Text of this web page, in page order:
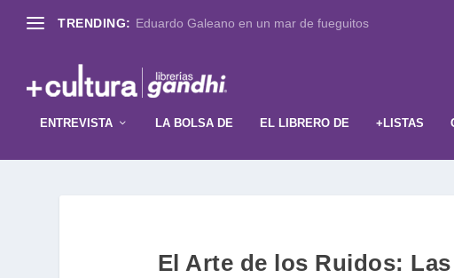
TRENDING: Eduardo Galeano en un mar de fueguitos
ENTREVISTA LA BOLSA DE EL LIBRERO DE +LISTAS
El Arte de los Ruidos: